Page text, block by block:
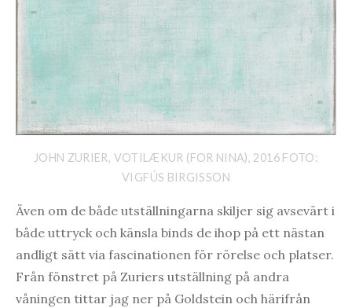
JOHN ZURIER, VOTILÆKUR (FOR NINA), 2016 FOTO:
VIGFÚS BIRGISSON
Även om de både utställningarna skiljer sig avsevärt i
både uttryck och känsla binds de ihop på ett nästan
andligt sätt via fascinationen för rörelse och platser.
Från fönstret på Zuriers utställning på andra
våningen tittar jag ner på Goldstein och härifrån